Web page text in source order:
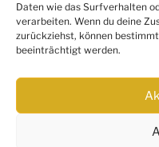
Daten wie das Surfverhalten
verarbeiten. Wenn du deine
zurückziehst, können
beeinträchtigt werden.
Aktuelle
Impressum